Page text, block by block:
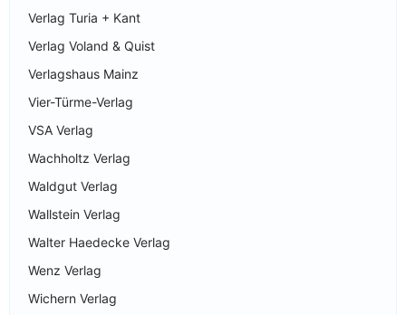
Verlag Turia + Kant
Verlag Voland & Quist
Verlagshaus Mainz
Vier-Türme-Verlag
VSA Verlag
Wachholtz Verlag
Waldgut Verlag
Wallstein Verlag
Walter Haedecke Verlag
Wenz Verlag
Wichern Verlag